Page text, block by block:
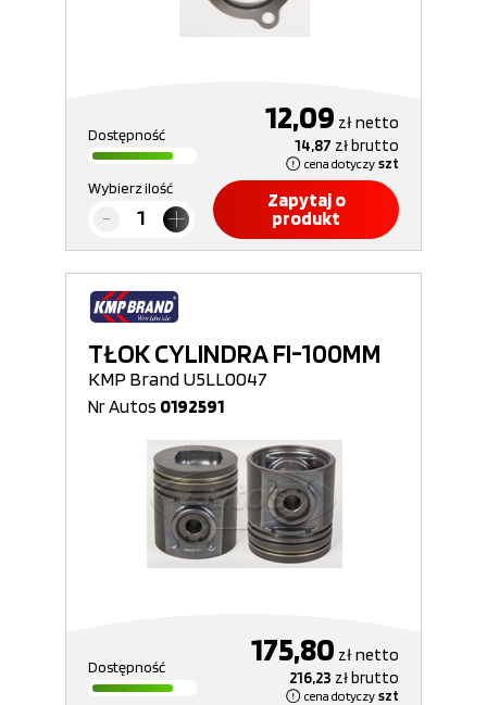
Dostępność 12,09 złnetto
14,87 złbrutto
cena dotyczy szt
Wybierz ilość
Zapytaj o
produkt
TŁOK CYLINDRA FI-100MM
KMP Brand U5LL0047
Nr Autos 0192591
Dostępność 175,80 złnetto
216,23 złbrutto
cena dotyczy szt